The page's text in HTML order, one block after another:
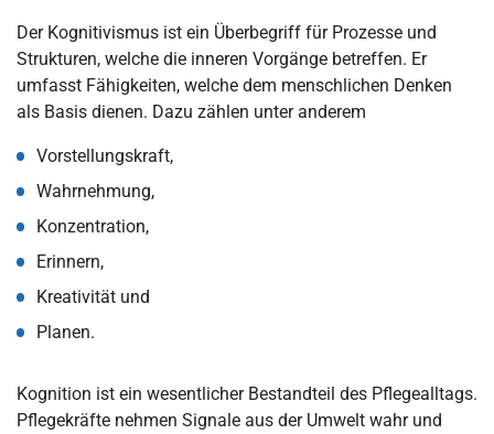
Der Kognitivismus ist ein Überbegriff für Prozesse und
Strukturen, welche die inneren Vorgänge betreffen. Er
umfasst Fähigkeiten, welche dem menschlichen Denken
als Basis dienen. Dazu zählen unter anderem
Vorstellungskraft,
Wahrnehmung,
Konzentration,
Erinnern,
Kreativität und
Planen.
Kognition ist ein wesentlicher Bestandteil des Pflegealltags.
Pflegekräfte nehmen Signale aus der Umwelt wahr und